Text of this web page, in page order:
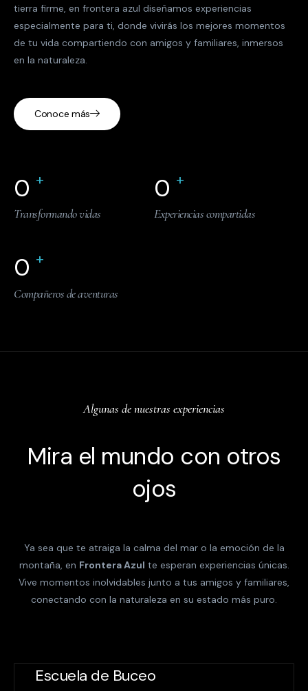
tierra firme, en frontera azul diseñamos experiencias
especialmente para ti, donde vivirás los mejores momentos
de tu vida compartiendo con amigos y familiares, inmersos
en la naturaleza.
Conoce más
0 +
Transformando vidas
0 +
Experiencias compartidas
0 +
Compañeros de aventuras
Algunas de nuestras experiencias
Mira el mundo con otros
ojos
Ya sea que te atraiga la calma del mar o la emoción de la
montaña, en Frontera Azul te esperan experiencias únicas.
Vive momentos inolvidables junto a tus amigos y familiares,
conectando con la naturaleza en su estado más puro.
Escuela de Buceo